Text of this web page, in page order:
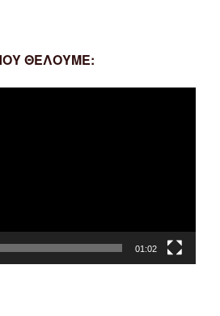
ΘΕΛΟΥΜΕ:
01:02